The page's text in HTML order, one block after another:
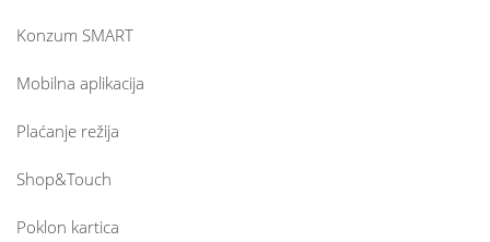
Konzum SMART
Mobilna aplikacija
Plaćanje režija
Shop&Touch
Poklon kartica